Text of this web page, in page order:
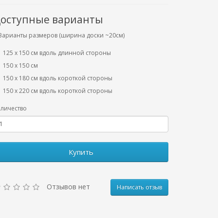
варианты
размеров (ширина доски ~20см)
125 х 150 см вдоль длинной стороны
150 х 150 см
150 х 180 см вдоль короткой стороны
150 х 220 см вдоль короткой стороны
Купить
Отзывов нет Написать отзыв